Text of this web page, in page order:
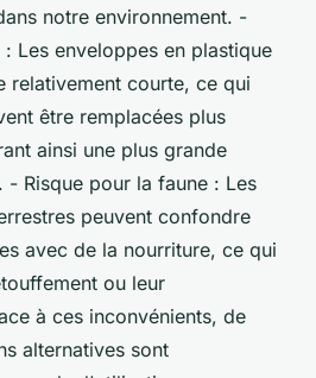
notre environnement. -
Les enveloppes en plastique
relativement courte, ce qui
être remplacées plus
ainsi une plus grande
- Risque pour la faune : Les
peuvent confondre
avec de la nourriture, ce qui
ou leur
à ces inconvénients, de
alternatives sont